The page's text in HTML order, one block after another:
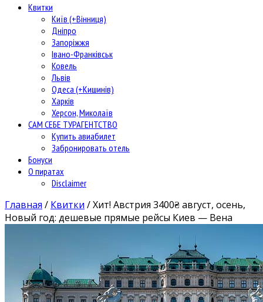
Квитки
Київ (+Вінниця)
Дніпро
Запоріжжя
Івано-Франківськ
Ковель
Львів
Одеса (+Кишинів)
Харків
Херсон, Миколаїв
САМ СЕБЕ ТУРАГЕНТСТВО
Купить авиабилет
Забронировать отель
Бонуси
О пиратах
Disclaimer
Главная / Квитки /Хит! Австрия 3400₴ август, осень,
Новый год: дешевые прямые рейсы Киев — Вена